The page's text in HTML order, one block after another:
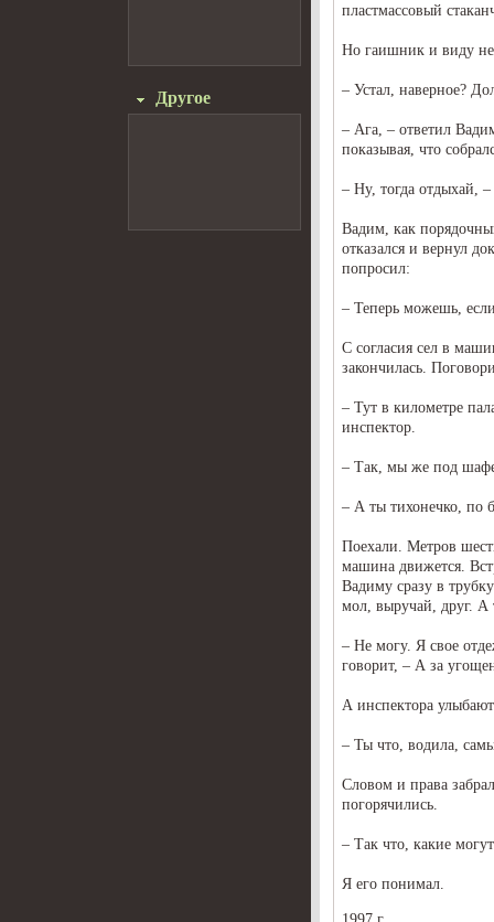
Другое
пластмассовый
Но гаишник и виду не
– Устал, наверное?
– Ага, – ответил
показывая, что
– Ну, тогда отдыхай,
Вадим, как
отказался и вернул
попросил:
– Теперь можешь,
С согласия сел в
закончилась.
– Тут в километре
инспектор.
– Так, мы же под
– А ты тихонечко, по
Поехали. Метров
машина движется.
Вадиму сразу в
мол, выручай, друг. А
– Не могу. Я свое
говорит, – А за
А инспектора
– Ты что, водила,
Словом и права
погорячились.
– Так что, какие
Я его понимал.